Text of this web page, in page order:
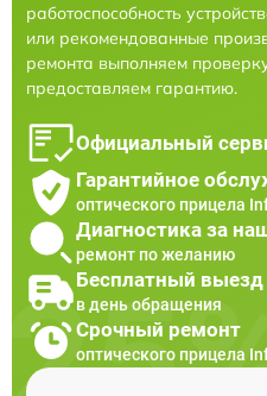
работоспособность
или рекомендованные
ремонта выполняем
предоставляем гарантию.
Официальный
Гарантийное
оптического прицела
Диагностика за
ремонт по желанию
Бесплатный выезд
в день обращения
Срочный ремонт
оптического прицела